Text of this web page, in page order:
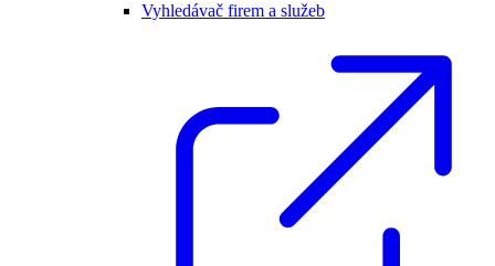
Vyhledávač firem a služeb